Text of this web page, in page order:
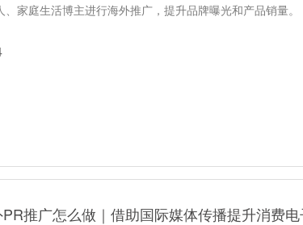
、家庭生活博主进行海外推广，提升品牌曝光和产品销量。